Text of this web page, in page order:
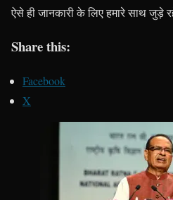
ऐसे ही जानकारी के लिए हमारे साथ जुड़े
Share this:
Facebook
X